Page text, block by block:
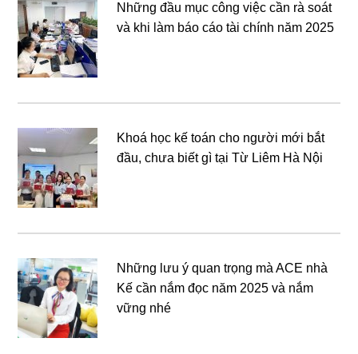
Những đầu mục công việc cần rà soát
và khi làm báo cáo tài chính năm 2025
Khoá học kế toán cho người mới bắt
đầu, chưa biết gì tại Từ Liêm Hà Nội
Những lưu ý quan trọng mà ACE nhà
Kế cần nắm đọc năm 2025 và nắm
vững nhé